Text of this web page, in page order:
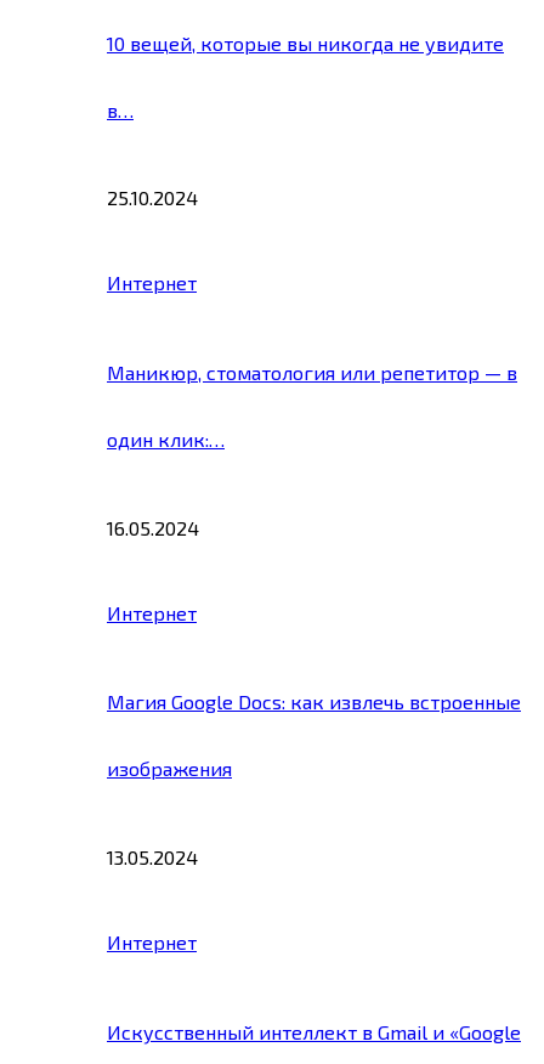
10 вещей, которые вы никогда не увидите
в…
25.10.2024
Интернет
Маникюр, стоматология или репетитор — в
один клик:…
16.05.2024
Интернет
Магия Google Docs: как извлечь встроенные
изображения
13.05.2024
Интернет
Искусственный интеллект в Gmail и «Google